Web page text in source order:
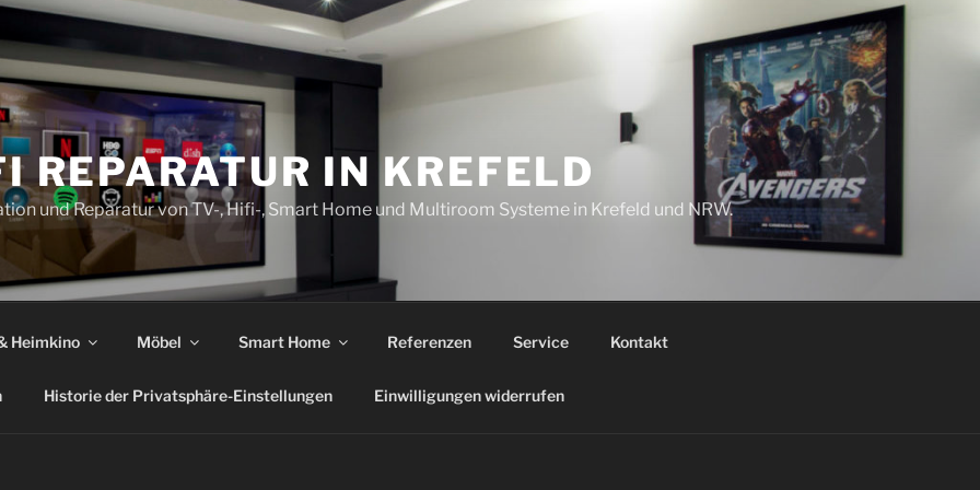
REPARATUR IN KREFELD
und Reparatur von TV-, Hifi-, Smart Home und Multiroom Systeme in Krefeld und NRW.
Heimkino Möbel Smart Home Referenzen Service Kontakt
Historie der Privatsphäre-Einstellungen Einwilligungen widerrufen